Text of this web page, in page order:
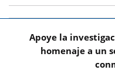
Apoye la
homenaje a un